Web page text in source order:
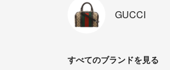
GUCCI
すべてのブランドを見る